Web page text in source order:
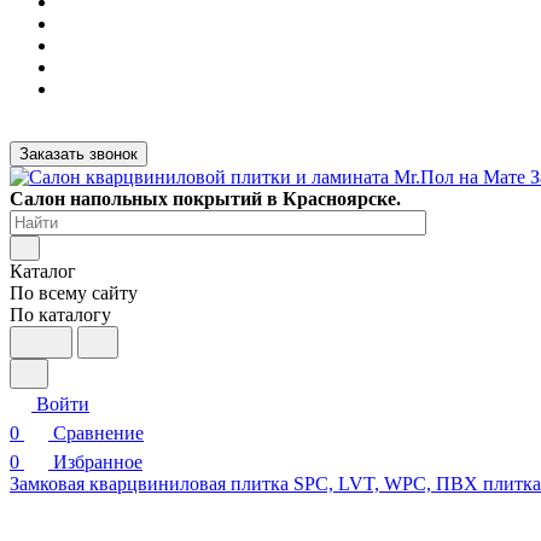
Заказать звонок
Салон напольных покрытий в Красноярске.
Каталог
По всему сайту
По каталогу
Войти
0
Сравнение
0
Избранное
Замковая кварцвиниловая плитка SPC, LVT, WPC, ПВХ